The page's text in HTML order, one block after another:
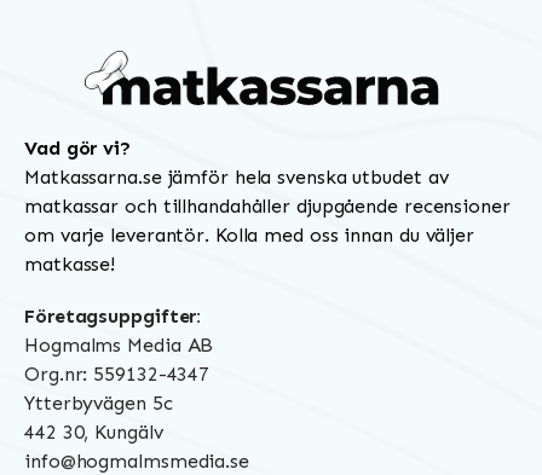
Vad gör vi?
Matkassarna.se jämför hela svenska utbudet av
matkassar och tillhandahåller djupgående recensioner
om varje leverantör. Kolla med oss innan du väljer
matkasse!
Företagsuppgifter:
Hogmalms Media AB
Org.nr: 559132-4347
Ytterbyvägen 5c
442 30, Kungälv
info@hogmalmsmedia.se